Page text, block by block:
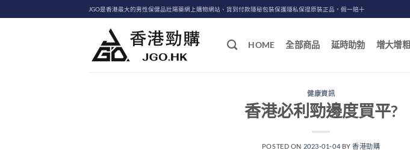
to
JGO是香港最大的男性保健品壯陽藥網上購物網站、貨到付款隱秘包裝保護隱私保證原裝正品，假一賠十
HOME 全部商品 延時助勃 增大增粗
健康資訊
香港必利勁邊度買平?
POSTED ON 2023-01-04 BY香港勁購